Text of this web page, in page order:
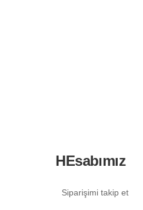
HEsabımız
Siparişimi takip et